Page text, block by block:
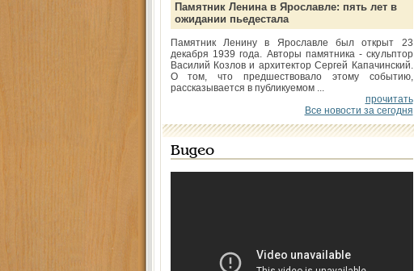
Памятник Ленина в Ярославле: пять лет в
ожидании пьедестала
Памятник Ленину в Ярославле был открыт 23
декабря 1939 года. Авторы памятника - скульптор
Василий Козлов и архитектор Сергей Капачинский.
О том, что предшествовало этому событию,
рассказывается в публикуемом ...
прочитать
Все новости за сегодня
Видео